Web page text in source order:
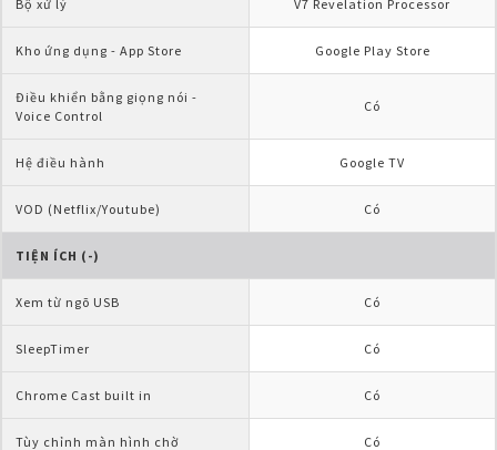
Bộ xử lý V7 Revelation Processor
Kho ứng dụng - App Store Google Play Store
Điều khiển bằng giọng nói -
Voice Control
Có
Hệ điều hành Google TV
VOD (Netflix/Youtube) Có
TIỆN ÍCH (-)
Xem từ ngõ USB Có
SleepTimer Có
Chrome Cast built in Có
Tùy chỉnh màn hình chờ Có